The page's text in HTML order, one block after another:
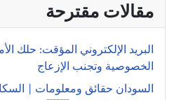
مقالات مقترحة
البريد الإلكتروني المؤقت: حلك
الخصوصية وتجنب الإزعاج
السودان حقائق ومعلومات |